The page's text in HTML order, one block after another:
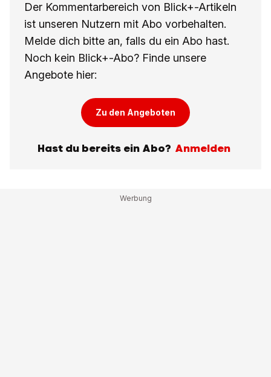
Der Kommentarbereich von Blick+-Artikeln
ist unseren Nutzern mit Abo vorbehalten.
Melde dich bitte an, falls du ein Abo hast.
Noch kein Blick+-Abo? Finde unsere
Angebote hier:
Zu den Angeboten
Hast du bereits ein Abo? Anmelden